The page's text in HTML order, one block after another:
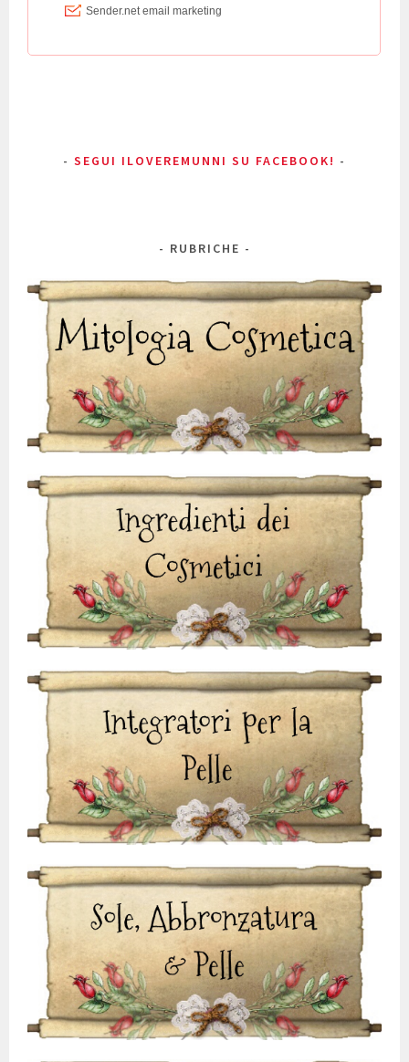
SEGUI ILOVEREMUNNI SU FACEBOOK!
RUBRICHE